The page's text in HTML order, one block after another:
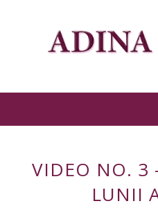
VIDEO NO. 3
LUNII